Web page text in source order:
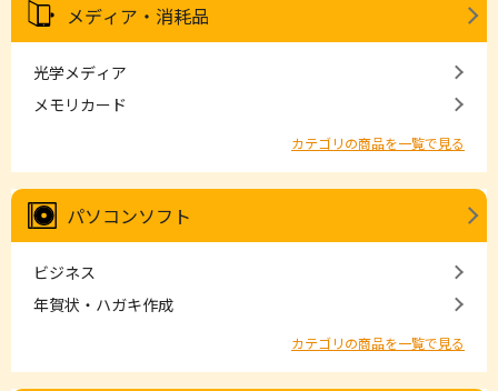
メディア・消耗品
光学メディア
メモリカード
カテゴリの商品を一覧で見る
パソコンソフト
ビジネス
年賀状・ハガキ作成
カテゴリの商品を一覧で見る